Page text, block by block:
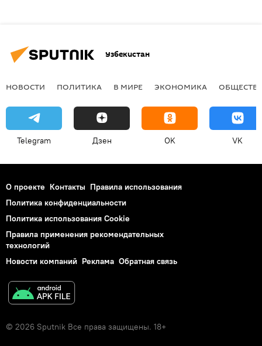
Узбекистан
НОВОСТИ ПОЛИТИКА В МИРЕ ЭКОНОМИКА
Telegram Дзен OK VK
О проекте Контакты Правила использования
Политика конфиденциальности
Политика использования Cookie
Правила применения рекомендательных
технологий
Новости компаний Реклама Обратная связь
© 2026 Sputnik Все права защищены. 18+